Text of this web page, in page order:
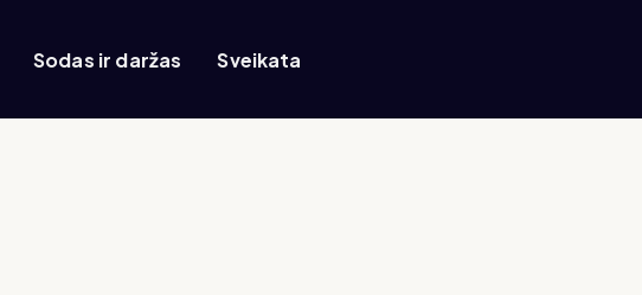
Sodas ir daržas Sveikata